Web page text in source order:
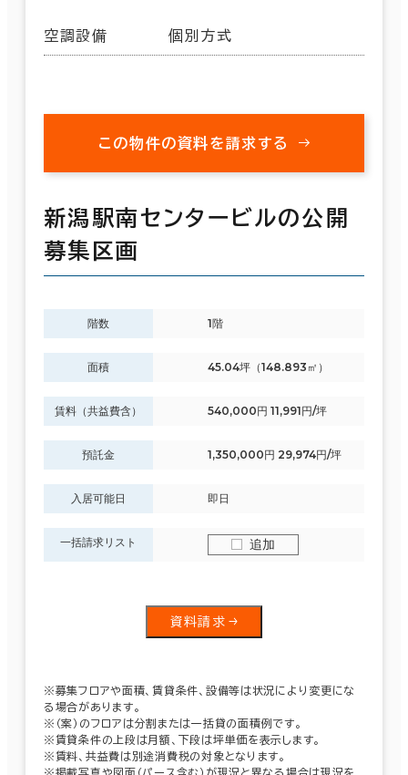
空調設備 個別方式
この物件の資料を請求する
新潟駅南センタービルの公開
募集区画
階数 1階
面積 45.04坪（148.893㎡）
賃料（共益費含） 540,000円 11,991円/坪
預託金 1,350,000円 29,974円/坪
入居可能日 即日
一括請求リスト 追加
資料請求
※募集フロアや面積、賃貸条件、設備等は状況により変更にな
る場合があります。
※（案）のフロアは分割または一括貸の面積例です。
※賃貸条件の上段は月額、下段は坪単価を表示します。
※賃料、共益費は別途消費税の対象となります。
※掲載写真や図面（パース含む）が現況と異なる場合は現況を